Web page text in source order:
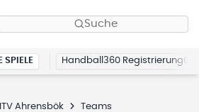
Suche
SPIELE Handball360 Registrierung
Ahrensbök Teams